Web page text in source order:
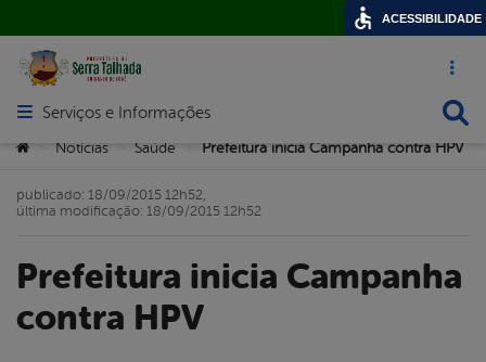
Acesso
Abrir menu principal de navegação
Serviços e Informações
Você está aqui:
Notícias Saúde Prefeitura inicia Campanha contra HPV
Prefeitura inicia Campanha
contra HPV
publicado: 18/09/2015 12h52,
última modificação: 18/09/2015 12h52
ACESSIBILIDADE